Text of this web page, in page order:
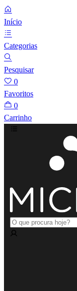
Início
Categorias
Pesquisar
0
Favoritos
0
Carrinho